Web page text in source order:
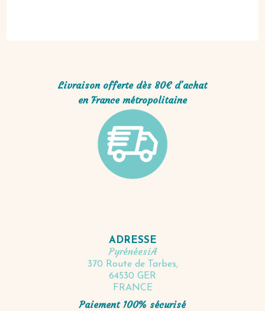
Livraison offerte dès 80€ d'achat
en France métropolitaine
ADRESSE
PyrénéesiA
370 Route de Tarbes,
64530 GER
FRANCE
Paiement 100% sécurisé